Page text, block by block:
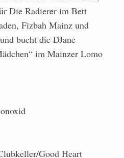
Die Radierer im Bett
Fizbah Mainz und
bucht die DJane
im Mainzer Lomo
Good Heart